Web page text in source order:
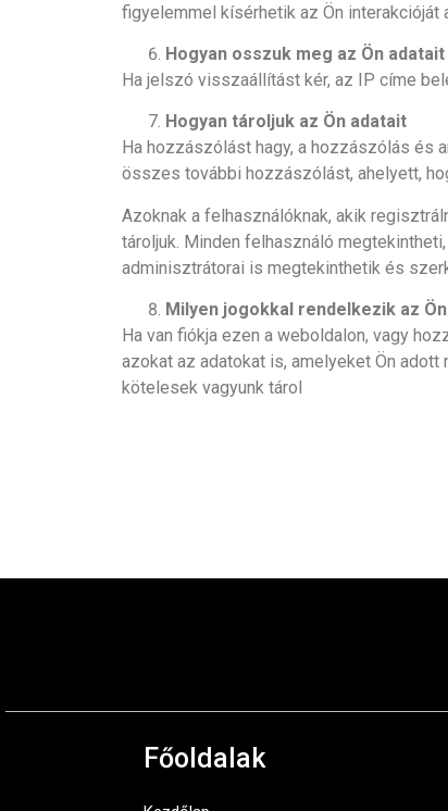
figyelemmel kísérhetik az Ön interakcióját
Hogyan osszuk meg az Ön adatait
Ha jelszó visszaállítást kér, az IP címe
Hogyan tároljuk az Ön adatait
Ha hozzászólást hagy, a hozzászólás és
összes további hozzászólást, ahelyett,
Azoknak a felhasználóknak, akik
tároljuk. Minden felhasználó
adminisztrátorai is megtekinthetik és
Milyen jogokkal rendelkezik az
Ha van fiókja ezen a weboldalon, vagy
azokat az adatokat is, amelyeket Ön
kötelesek vagyunk tárol
Főoldalak